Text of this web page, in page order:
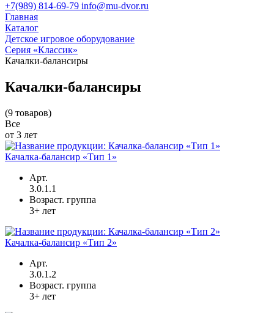
+7(989) 814-69-79 info@mu-dvor.ru
Главная
Каталог
Детское игровое оборудование
Серия «Классик»
Качалки-балансиры
Качалки-балансиры
(9 товаров)
Все
от 3 лет
Качалка-балансир «Тип 1»
Арт.
3.0.1.1
Возраст. группа
3+ лет
Качалка-балансир «Тип 2»
Арт.
3.0.1.2
Возраст. группа
3+ лет